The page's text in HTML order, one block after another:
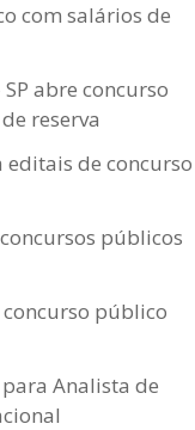
com salários de
abre concurso
reserva
editais de concurso
públicos
público
Analista de